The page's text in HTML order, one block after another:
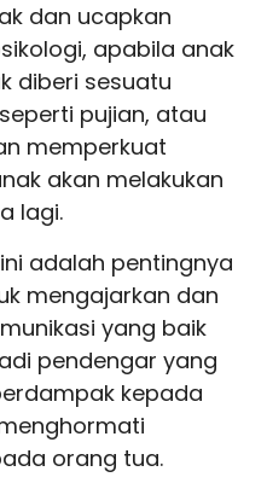
dan ucapkan
apabila anak
diberi sesuatu
pujian, atau
memperkuat
akan melakukan
lagi.
adalah pentingnya
mengajarkan dan
yang baik
pendengar yang
kepada
orang tua.